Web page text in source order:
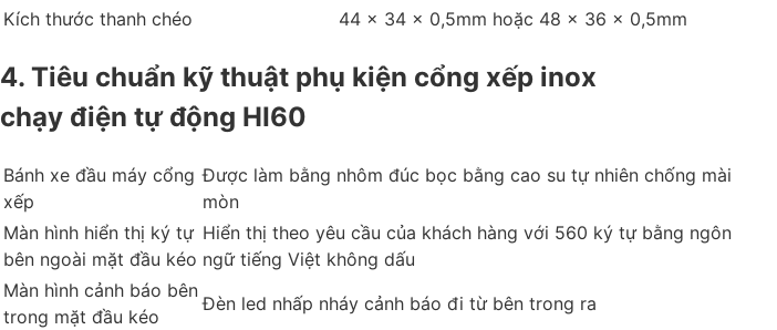
Kích thước thanh chéo
44 x 34 x 0,5mm hoặc 48 x 36 x 0,5mm
4. Tiêu chuẩn kỹ thuật phụ kiện cổng xếp inox
chạy điện tự động HI60
Bánh xe đầu máy cổng
xếp
Được làm bằng nhôm đúc bọc bằng cao su tự nhiên chống mài
mòn
Màn hình hiển thị ký tự
bên ngoài mặt đầu kéo
Hiển thị theo yêu cầu của khách hàng với 560 ký tự bằng ngôn
ngữ tiếng Việt không dấu
Màn hình cảnh báo bên
trong mặt đầu kéo
Đèn led nhấp nháy cảnh báo đi từ bên trong ra